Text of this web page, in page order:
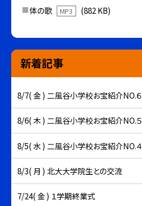
体の歌
MP3 (882 KB)
新着記事
8/7( 金 ) 二風谷小学校お宝紹介NO.６
8/6( 木 ) 二風谷小学校お宝紹介NO.５
8/5( 水 ) 二風谷小学校お宝紹介NO.４
8/3( 月 ) 北大大学院生との交流
7/24( 金 ) １学期終業式